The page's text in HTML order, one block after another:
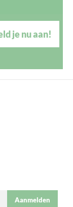
je nu aan!
Aanmelden